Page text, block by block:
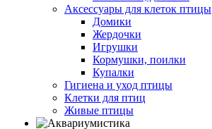
Аксессуары для клеток птицы
Домики
Жердочки
Игрушки
Кормушки, поилки
Купалки
Гигиена и уход птицы
Клетки для птиц
Живые птицы